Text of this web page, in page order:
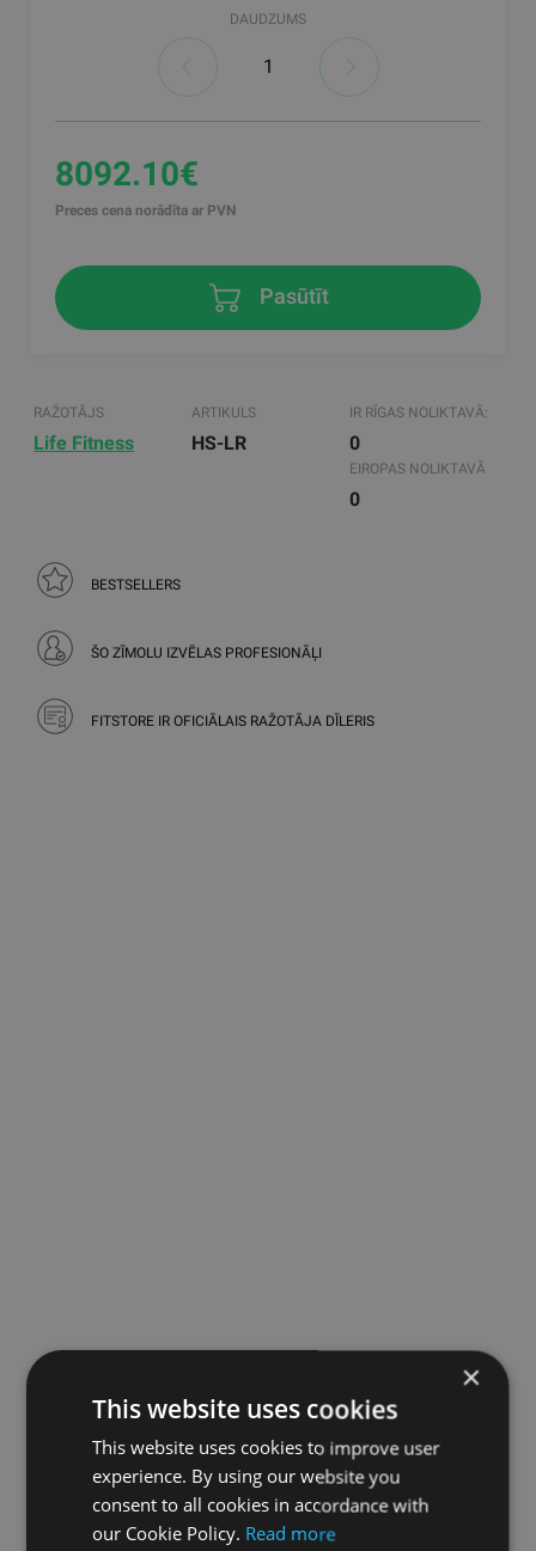
DAUDZUMS
8092.10€
Preces cena norādīta ar PVN
Pasūtīt
RAŽOTĀJS
Life Fitness
ARTIKULS
HS-LR
IR RĪGAS NOLIKTAVĀ:
0
EIROPAS NOLIKTAVĀ
0
BESTSELLERS
ŠO ZĪMOLU IZVĒLAS PROFESIONĀĻI
FITSTORE IR OFICIĀLAIS RAŽOTĀJA DĪLERIS
×
This website uses cookies
This website uses cookies to improve user
experience. By using our website you
consent to all cookies in accordance with
our Cookie Policy. Read more